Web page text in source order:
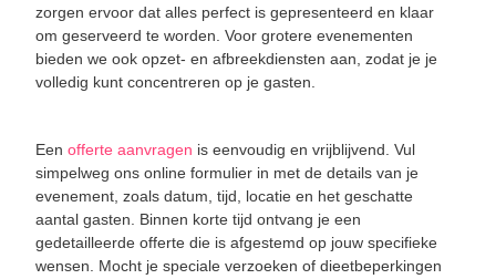
zorgen ervoor dat alles perfect is gepresenteerd en klaar
om geserveerd te worden. Voor grotere evenementen
bieden we ook opzet- en afbreekdiensten aan, zodat je je
volledig kunt concentreren op je gasten.
Eenofferte aanvragen is eenvoudig en vrijblijvend. Vul
simpelweg ons online formulier in met de details van je
evenement, zoals datum, tijd, locatie en het geschatte
aantal gasten. Binnen korte tijd ontvang je een
gedetailleerde offerte die is afgestemd op jouw specifieke
wensen. Mocht je speciale verzoeken of dieetbeperkingen